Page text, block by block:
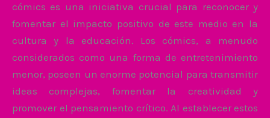
cómics es una iniciativa crucial para reconocer y
fomentar el impacto positivo de este medio en la
cultura y la educación. Los cómics, a menudo
considerados como una forma de entretenimiento
menor, poseen un enorme potencial para transmitir
ideas complejas, fomentar la creatividad y
promover el pensamiento crítico. Al establecer estos